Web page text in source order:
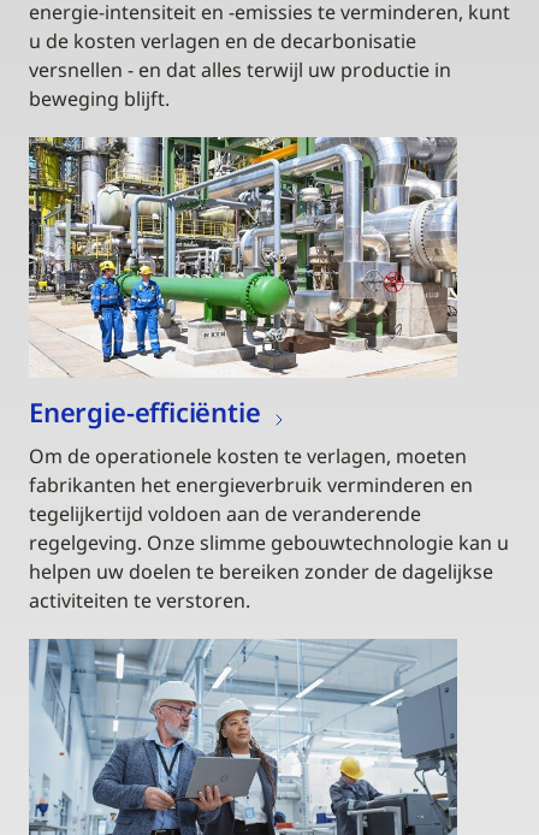
energie-intensiteit en -emissies te verminderen, kunt
u de kosten verlagen en de decarbonisatie
versnellen - en dat alles terwijl uw productie in
beweging blijft.
Energie-efficiëntie
Om de operationele kosten te verlagen, moeten
fabrikanten het energieverbruik verminderen en
tegelijkertijd voldoen aan de veranderende
regelgeving. Onze slimme gebouwtechnologie kan u
helpen uw doelen te bereiken zonder de dagelijkse
activiteiten te verstoren.